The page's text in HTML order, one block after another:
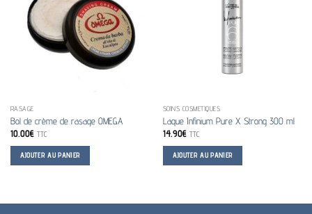
RASAGE
Bol de crème de rasage OMEGA
10.00€ TTC
AJOUTER AU PANIER
SOINS COSMETIQUES
Laque Infinium Pure X Strong 300 ml
14.90€ TTC
AJOUTER AU PANIER